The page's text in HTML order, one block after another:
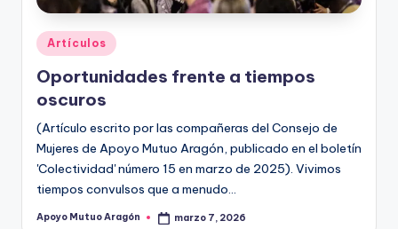
Publicado
en
Artículos
Oportunidades frente a tiempos
oscuros
(Artículo escrito por las compañeras del Consejo de
Mujeres de Apoyo Mutuo Aragón, publicado en el boletín
'Colectividad' número 15 en marzo de 2025). Vivimos
tiempos convulsos que a menudo…
Publicado
Apoyo Mutuo Aragón marzo 7, 2026